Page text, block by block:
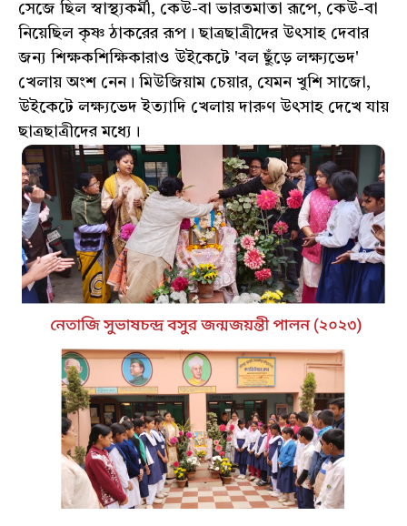
সেজে ছিল স্বাস্থ্যকর্মী, কেউ-বা ভারতমাতা রূপে, কেউ-বা
নিয়েছিল কৃষ্ণ ঠাকরের রূপ। ছাত্রছাত্রীদের উৎসাহ দেবার
জন্য শিক্ষকশিক্ষিকারাও উইকেটে 'বল ছুঁড়ে লক্ষ্যভেদ'
খেলায় অংশ নেন। মিউজিয়াম চেয়ার, যেমন খুশি সাজো,
উইকেটে লক্ষ্যভেদ ইত্যাদি খেলায় দারুণ উৎসাহ দেখে যায়
ছাত্রছাত্রীদের মধ্যে।